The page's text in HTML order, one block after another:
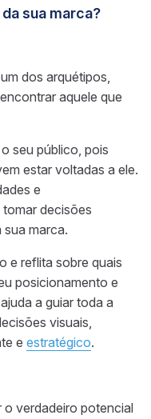
sua marca?
dos arquétipos,
aquele que
seu público, pois
estar voltadas a ele.
e
decisões
marca.
e reflita sobre quais
posicionamento e
a guiar toda a
visuais,
e estratégico.
o verdadeiro potencial